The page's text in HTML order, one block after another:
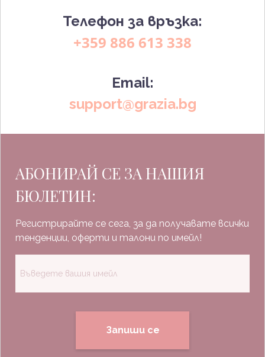
Телефон за връзка:
+359 886 613 338
Email:
support@grazia.bg
АБОНИРАЙ СЕ ЗА НАШИЯ
БЮЛЕТИН:
Регистрирайте се сега, за да получавате всички
тенденции, оферти и талони по имейл!
Запиши се